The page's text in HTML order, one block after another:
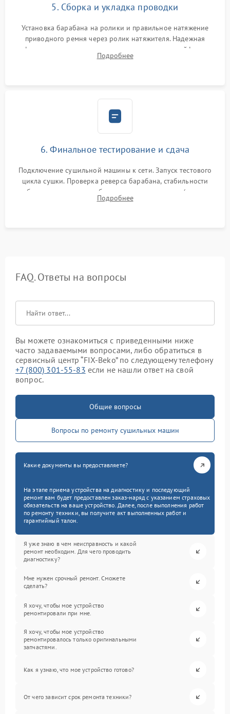
5. Сборка и укладка проводки
Установка барабана на ролики и правильное натяжение
приводного ремня через ролик натяжителя. Надежная
фиксация всех узлов, подключение клемм и шлейфов к
модулю управления. Монтаж корпусных панелей, люка и
Подробнее
6. Финальное тестирование и сдача
Подключение сушильной машины к сети. Запуск тестового
цикла сушки. Проверка реверса барабана, стабильности
набора температуры, работы дренажного насоса (откачка
конденсата) и отсутствия посторонних скрипов, стуков или
Подробнее
FAQ. Ответы на вопросы
Вы можете ознакомиться с приведенными ниже
часто задаваемыми вопросами, либо обратиться в
сервисный центр “FIX-Beko” по следующему телефону
+7 (800) 301-55-83 если не нашли ответ на свой
вопрос.
Общие вопросы
Вопросы по ремонту сушильных машин
Какие документы вы предоставляете?
На этапе приема устройства на диагностику и последующий
ремонт вам будет предоставлен заказ-наряд с указанием страховых
обязательств на ваше устройство. Далее, после выполнения работ
по ремонту техники, вы получите акт выполненных работ и
гарантийный талон.
Я уже знаю в чем неисправность и какой
ремонт необходим. Для чего проводить
диагностику?
Мне нужен срочный ремонт. Сможете
сделать?
Я хочу, чтобы мое устройство
ремонтировали при мне.
Я хочу, чтобы мое устройство
ремонтировалось только оригинальными
запчастями.
Как я узнаю, что мое устройство готово?
От чего зависит срок ремонта техники?